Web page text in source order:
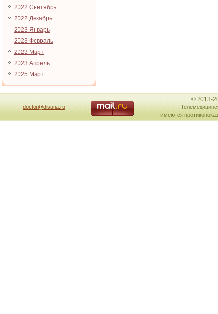
2022 Сентябрь
2022 Декабрь
2023 Январь
2023 Февраль
2023 Март
2023 Апрель
2025 Март
doctor@disuria.ru
© 2013-
Имеются